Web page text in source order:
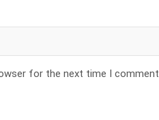
for the next time I comment.